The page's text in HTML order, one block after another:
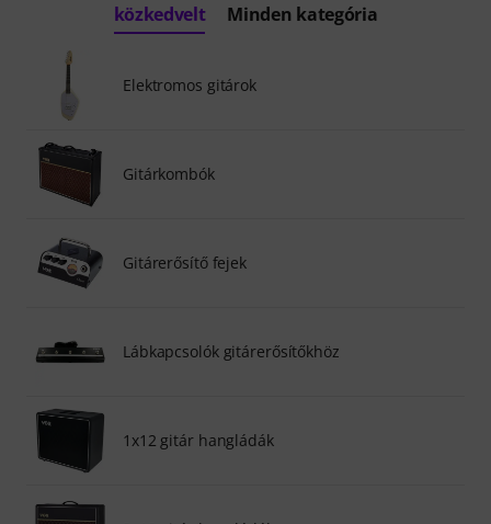
közkedvelt Minden kategória
Elektromos gitárok
Gitárkombók
Gitárerősítő fejek
Lábkapcsolók gitárerősítőkhöz
1x12 gitár hangládák